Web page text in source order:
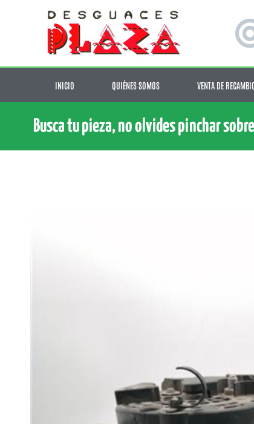
INICIO QUIÉNES SOMOS VENTA DE
Busca tu pieza, no olvides pinchar sobre